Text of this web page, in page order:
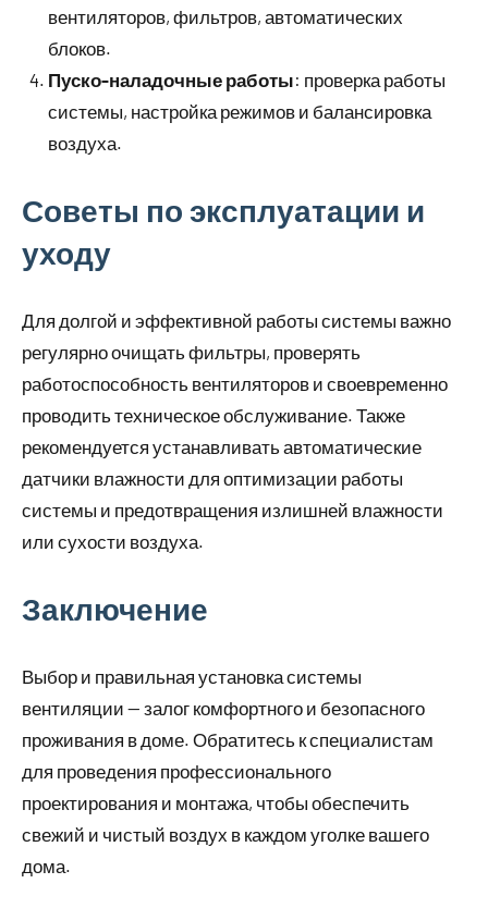
вентиляторов, фильтров, автоматических
блоков.
Пуско-наладочные работы: проверка работы
системы, настройка режимов и балансировка
воздуха.
Советы по эксплуатации и
уходу
Для долгой и эффективной работы системы важно
регулярно очищать фильтры, проверять
работоспособность вентиляторов и своевременно
проводить техническое обслуживание. Также
рекомендуется устанавливать автоматические
датчики влажности для оптимизации работы
системы и предотвращения излишней влажности
или сухости воздуха.
Заключение
Выбор и правильная установка системы
вентиляции — залог комфортного и безопасного
проживания в доме. Обратитесь к специалистам
для проведения профессионального
проектирования и монтажа, чтобы обеспечить
свежий и чистый воздух в каждом уголке вашего
дома.